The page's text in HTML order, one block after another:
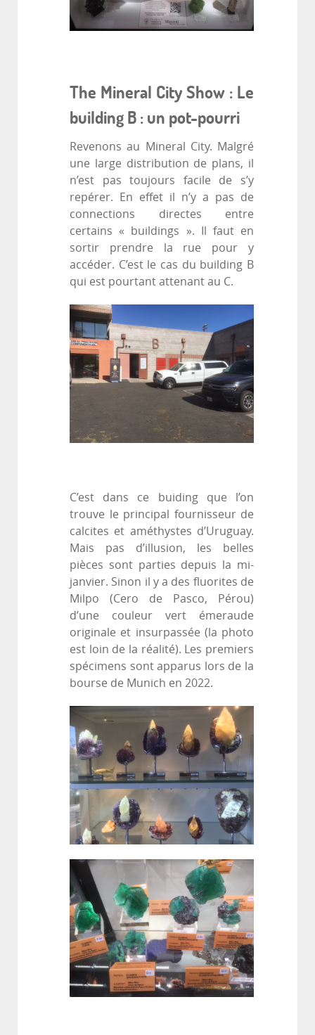
The Mineral City Show : Le
building B : un pot-pourri
Revenons au Mineral City. Malgré
une large distribution de plans, il
n’est pas toujours facile de s’y
repérer. En effet il n’y a pas de
connections directes entre
certains « buildings ». Il faut en
sortir prendre la rue pour y
accéder. C’est le cas du building B
qui est pourtant attenant au C.
C’est dans ce buiding que l’on
trouve le principal fournisseur de
calcites et améthystes d’Uruguay.
Mais pas d’illusion, les belles
pièces sont parties depuis la mi-
janvier. Sinon il y a des fluorites de
Milpo (Cero de Pasco, Pérou)
d’une couleur vert émeraude
originale et insurpassée (la photo
est loin de la réalité). Les premiers
spécimens sont apparus lors de la
bourse de Munich en 2022.